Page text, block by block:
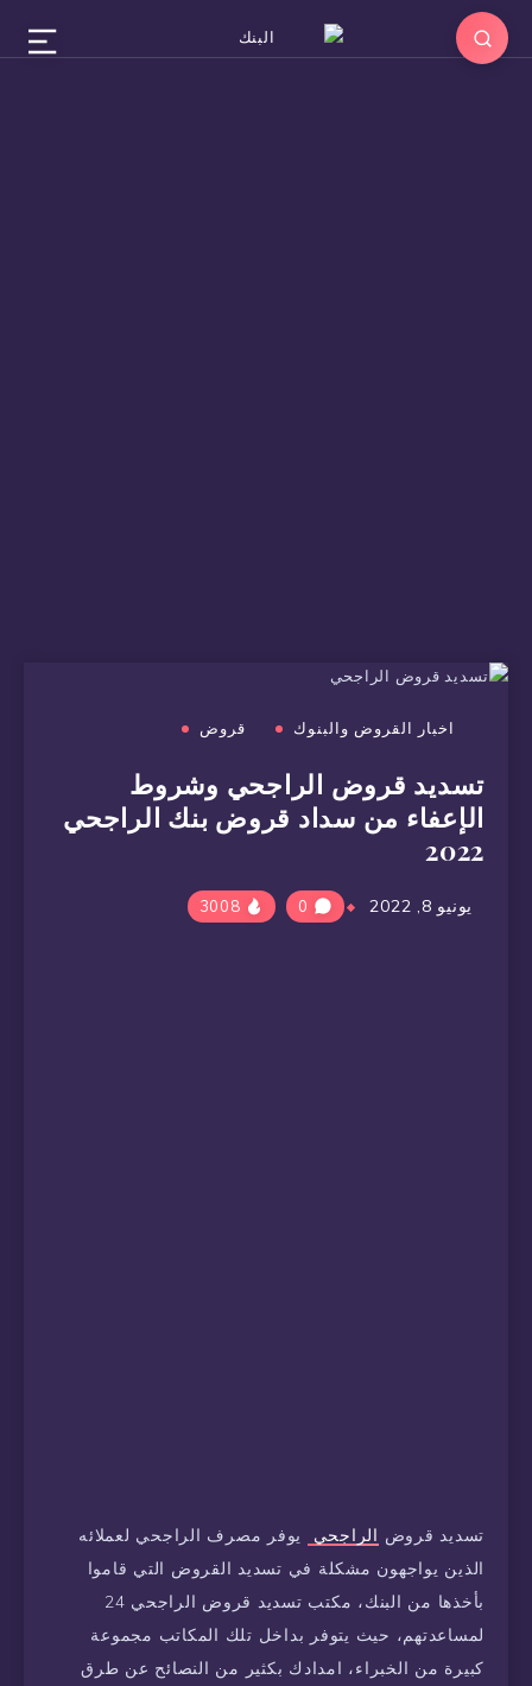
اخبار القروض والبنوك قروض
تسديد قروض الراجحي وشروط
الإعفاء من سداد قروض بنك الراجحي
2022
يونيو 8, 2022 0
تسديد قروض الراجحي
يوفر مصرف الراجحي لعملائه
الذين يواجهون مشكلة في تسديد القروض التي قاموا
بأخذها من البنك، مكتب تسديد قروض الراجحي 24
لمساعدتهم، حيث يتوفر بداخل تلك المكاتب مجموعة
كبيرة من الخبراء، امدادك بكثير من النصائح عن طرق